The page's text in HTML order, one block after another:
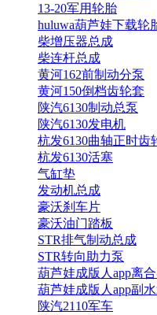
13-20军用轮胎
huluwa葫芦娃下载轮
柴增压器总成
柴连杆总成
黄河162前制动分泵
黄河150倒档齿轮套
陕汽6130制动总泵
陕汽6130发电机
杭发6130曲轴正时齿
杭发6130活塞
气缸垫
发动机总成
豪沃刹车片
豪沃油门踏板
STR排气制动总成
STR转向助力泵
葫芦娃成版人app离
葫芦娃成版人app副
陕汽2110军车